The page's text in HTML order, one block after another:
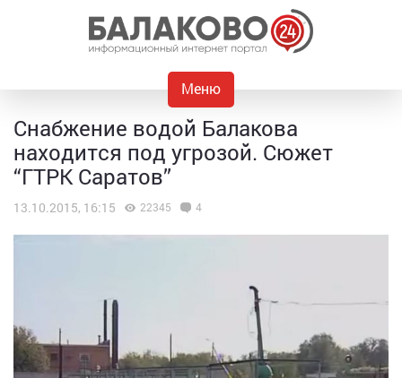
Меню
Снабжение водой Балакова
находится под угрозой. Сюжет
“ГТРК Саратов”
13.10.2015, 16:15 22345 4